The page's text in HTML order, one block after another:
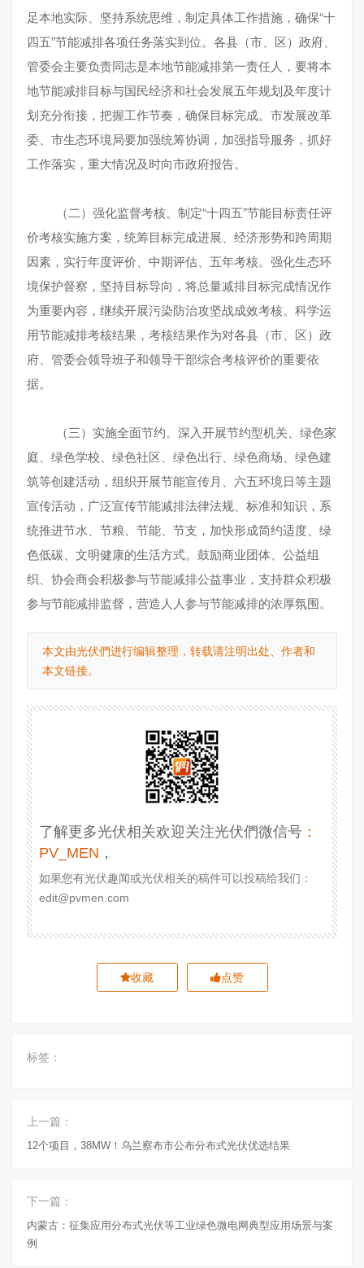
足本地实际、坚持系统思维，制定具体工作措施，确保“十
四五”节能减排各项任务落实到位。各县（市、区）政府、
管委会主要负责同志是本地节能减排第一责任人，要将本
地节能减排目标与国民经济和社会发展五年规划及年度计
划充分衔接，把握工作节奏，确保目标完成。市发展改革
委、市生态环境局要加强统筹协调，加强指导服务，抓好
工作落实，重大情况及时向市政府报告。
（二）强化监督考核。制定“十四五”节能目标责任评
价考核实施方案，统筹目标完成进展、经济形势和跨周期
因素，实行年度评价、中期评估、五年考核。强化生态环
境保护督察，坚持目标导向，将总量减排目标完成情况作
为重要内容，继续开展污染防治攻坚战成效考核。科学运
用节能减排考核结果，考核结果作为对各县（市、区）政
府、管委会领导班子和领导干部综合考核评价的重要依
据。
（三）实施全面节约。深入开展节约型机关、绿色家
庭、绿色学校、绿色社区、绿色出行、绿色商场、绿色建
筑等创建活动，组织开展节能宣传月、六五环境日等主题
宣传活动，广泛宣传节能减排法律法规、标准和知识，系
统推进节水、节粮、节能、节支，加快形成简约适度、绿
色低碳、文明健康的生活方式。鼓励商业团体、公益组
织、协会商会积极参与节能减排公益事业，支持群众积极
参与节能减排监督，营造人人参与节能减排的浓厚氛围。
本文由光伏們进行编辑整理，转载请注明出处、作者和
本文链接。
了解更多光伏相关欢迎关注光伏們微信号 ：
PV_MEN ，
如果您有光伏趣闻或光伏相关的稿件可以投稿给我们：
edit@pvmen.com
收藏 点赞
标签：
上一篇：
12个项目，38MW！乌兰察布市公布分布式光伏优选结果
下一篇：
内蒙古：征集应用分布式光伏等工业绿色微电网典型应用场景与案
例